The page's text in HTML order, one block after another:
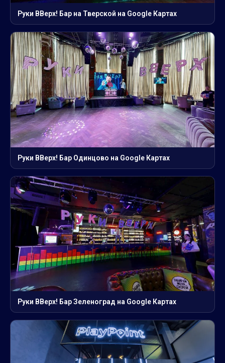
Руки ВВерх! Бар на Тверской на Google Картах
Руки ВВерх! Бар Одинцово на Google Картах
Руки ВВерх! Бар Зеленоград на Google Картах